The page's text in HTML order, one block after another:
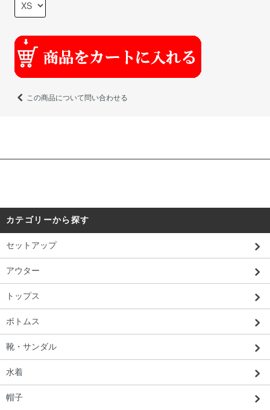
この商品について問い合わせる
カテゴリーから探す
セットアップ
アウター
トップス
ボトムス
靴・サンダル
水着
帽子